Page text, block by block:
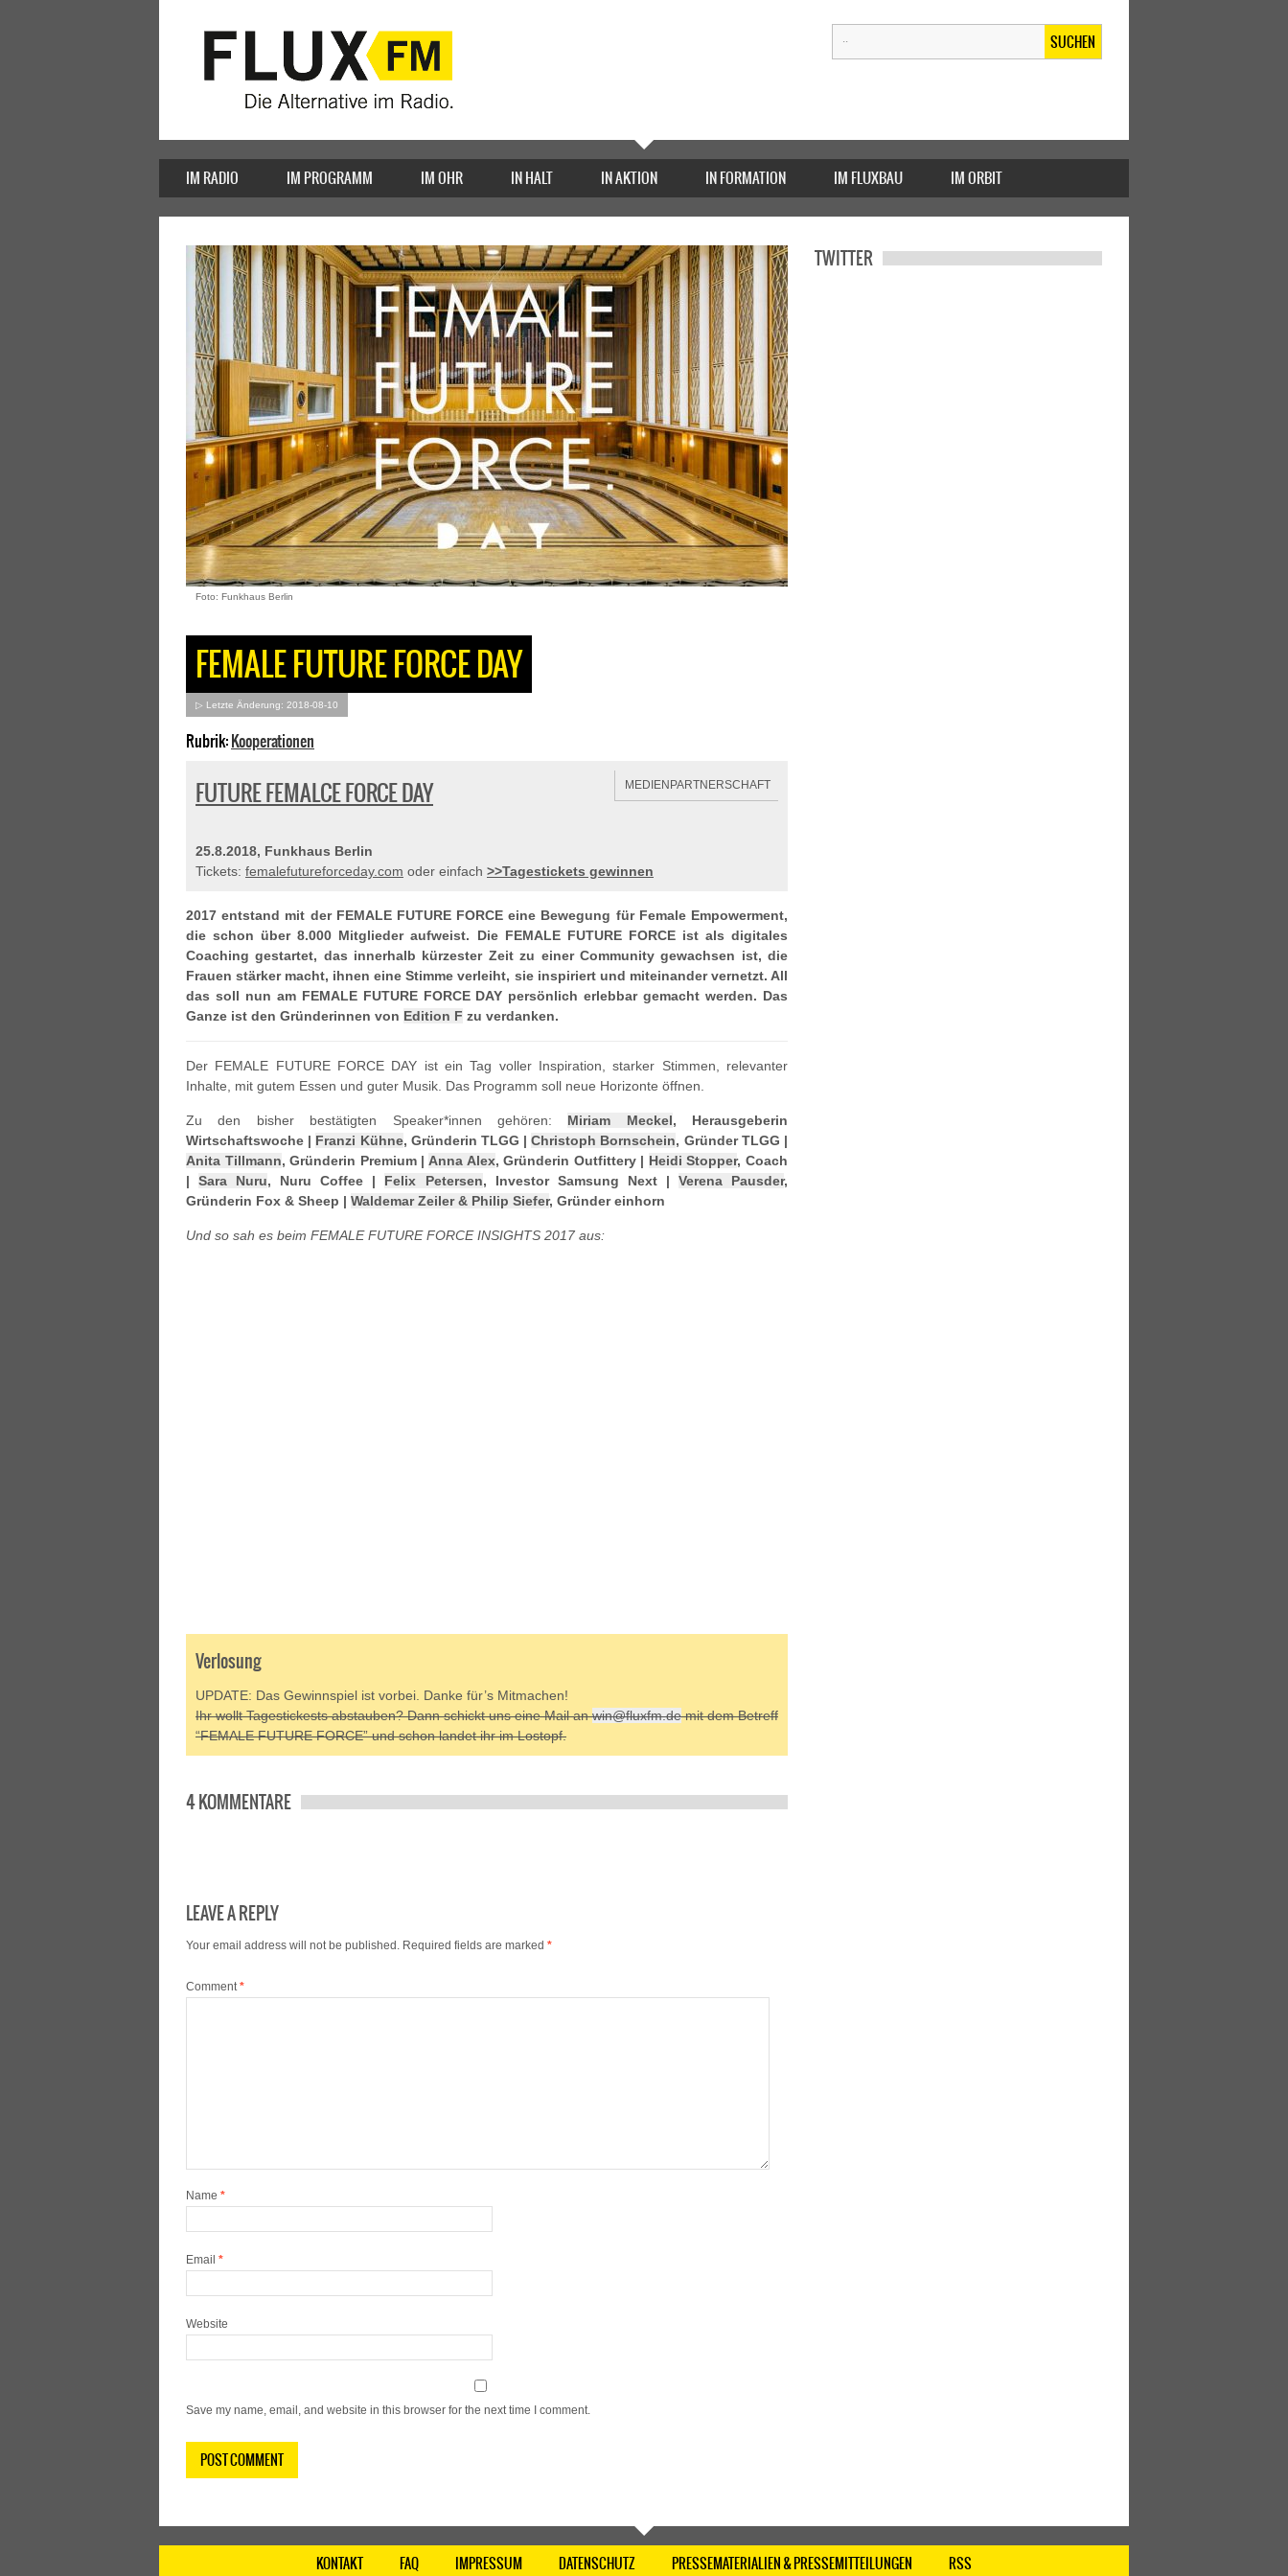
SUCHEN
IM RADIO IM PROGRAMM IM OHR IN HALT IN AKTION IN FORMATION IM FLUXBAU IM ORBIT
Foto: Funkhaus Berlin
FEMALE FUTURE FORCE DAY
▷ Letzte Änderung: 2018-08-10
Rubrik:Kooperationen
MEDIENPARTNERSCHAFT
FUTURE FEMALCE FORCE DAY
25.8.2018, Funkhaus Berlin
Tickets: femalefutureforceday.com oder einfach >>Tagestickets gewinnen
2017 entstand mit der FEMALE FUTURE FORCE eine Bewegung für Female Empowerment,
die schon über 8.000 Mitglieder aufweist. Die FEMALE FUTURE FORCE ist als digitales
Coaching gestartet, das innerhalb kürzester Zeit zu einer Community gewachsen ist, die
Frauen stärker macht, ihnen eine Stimme verleiht, sie inspiriert und miteinander vernetzt. All
das soll nun am FEMALE FUTURE FORCE DAY persönlich erlebbar gemacht werden. Das
Ganze ist den Gründerinnen von Edition F zu verdanken.
Der FEMALE FUTURE FORCE DAY ist ein Tag voller Inspiration, starker Stimmen, relevanter
Inhalte, mit gutem Essen und guter Musik. Das Programm soll neue Horizonte öffnen.
Zu den bisher bestätigten Speaker*innen gehören: Miriam Meckel, Herausgeberin
Wirtschaftswoche | Franzi Kühne, Gründerin TLGG |Christoph Bornschein, Gründer TLGG |
Anita Tillmann, Gründerin Premium | Anna Alex, Gründerin Outfittery | Heidi Stopper, Coach
|Sara Nuru, Nuru Coffee | Felix Petersen, Investor Samsung Next | Verena Pausder,
Gründerin Fox & Sheep | Waldemar Zeiler & Philip Siefer, Gründer einhorn
Und so sah es beim FEMALE FUTURE FORCE INSIGHTS 2017 aus:
Verlosung
UPDATE: Das Gewinnspiel ist vorbei. Danke für’s Mitmachen!
Ihr wollt Tagestickests abstauben? Dann schickt uns eine Mail anwin@fluxfm.demit dem Betreff
“FEMALE FUTURE FORCE” und schon landet ihr im Lostopf.
4 KOMMENTARE
LEAVE A REPLY
Your email address will not be published. Required fields are marked *
Comment*
Name *
Email *
Website
Save my name, email, and website in this browser for the next time I comment.
TWITTER
KONTAKT FAQ IMPRESSUM DATENSCHUTZ PRESSEMATERIALIEN & PRESSEMITTEILUNGEN RSS